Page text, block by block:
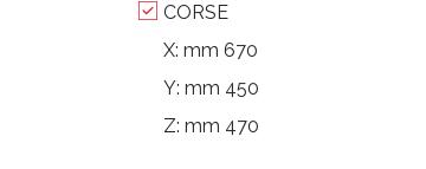
CORSE
X: mm 670
Y: mm 450
Z: mm 470